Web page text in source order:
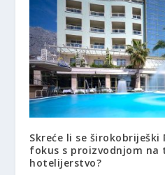
Skreće li se širokobriješki
fokus s proizvodnjom na
hotelijerstvo?